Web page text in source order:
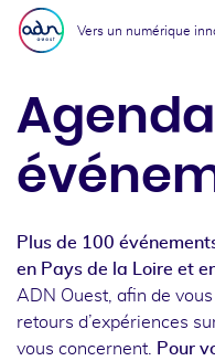
Aller au menu
Aller au contenu
Vers un numérique
Plus de 100
en Pays de la Loire et
ADN Ouest, afin de
retours d’expériences
vous concernent.
Pour